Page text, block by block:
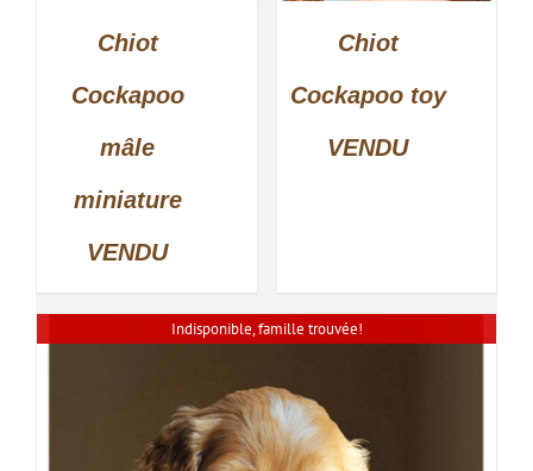
Chiot
Cockapoo
mâle
miniature
VENDU
Chiot
Cockapoo toy
VENDU
Indisponible, famille trouvée!
DÉTAILS